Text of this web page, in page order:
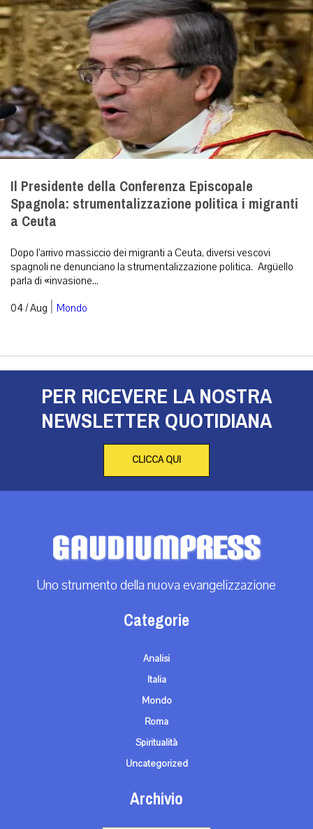
Il Presidente della Conferenza Episcopale
Spagnola: strumentalizzazione politica i migranti
a Ceuta
Dopo l’arrivo massiccio dei migranti a Ceuta, diversi vescovi
spagnoli ne denunciano la strumentalizzazione politica. Argüello
parla di «invasione...
04 / Aug | Mondo
PER RICEVERE LA NOSTRA
NEWSLETTER QUOTIDIANA
CLICCA QUI
Uno strumento della nuova evangelizzazione
Categorie
Analisi
Italia
Mondo
Roma
Spiritualità
Uncategorized
Archivio